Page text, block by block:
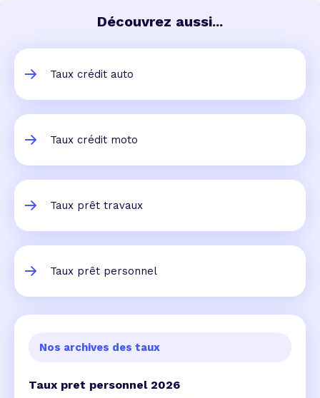
Découvrez aussi...
Taux crédit auto
Taux crédit moto
Taux prêt travaux
Taux prêt personnel
Nos archives des taux
Taux pret personnel 2026